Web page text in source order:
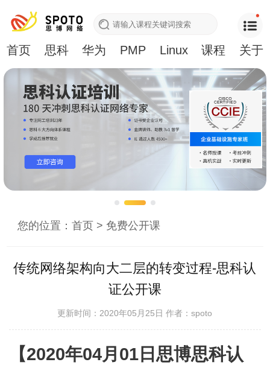
首页 思科 华为 PMP Linux 课程 关于
您的位置：首页 > 免费公开课
传统网络架构向大二层的转变过程-思科认
证公开课
更新时间：2020年05月25日作者：spoto
【2020年04月01日思博思科认